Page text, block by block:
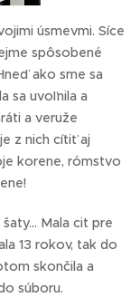
úsmevmi. Síce
spôsobené
ako sme sa
sa uvoľnila a
a veruže
z nich cítiť aj
korene, rómstvo
Mala cit pre
13 rokov, tak do
skončila a
súboru.